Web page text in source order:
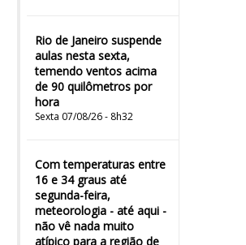
Rio de Janeiro suspende
aulas nesta sexta,
temendo ventos acima
de 90 quilômetros por
hora
Sexta 07/08/26 - 8h32
Com temperaturas entre
16 e 34 graus até
segunda-feira,
meteorologia - até aqui -
não vê nada muito
atípico para a região de